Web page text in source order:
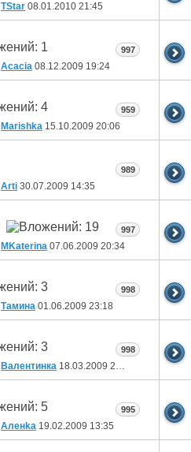
ТStar 08.01.2010 21:45
Acacia 08.12.2009 19:24
997
Marishka 15.10.2009 20:06
959
Arti 30.07.2009 14:35
989
MKaterina 07.06.2009 20:34
997
Тамина 01.06.2009 23:18
998
Валентинка 18.03.2009 22:19
998
Аленka 19.02.2009 13:35
995